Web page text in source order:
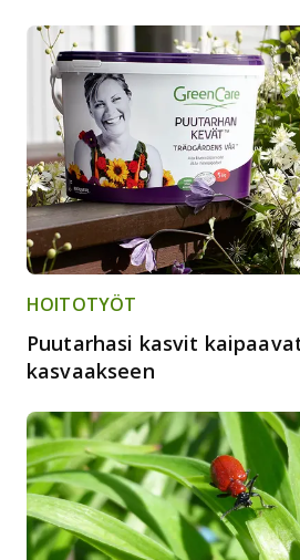
HOITOTYÖT
Puutarhasi kasvit
kasvaakseen